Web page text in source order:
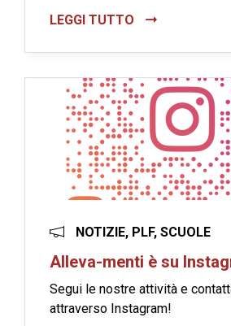
LEGGI TUTTO
NOTIZIE, PLF, SCUOLE
Alleva-menti è su
Segui le nostre attività e
attraverso Instagram!